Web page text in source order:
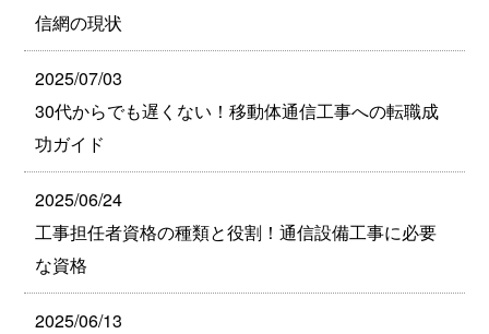
信網の現状
2025/07/03
30代からでも遅くない！移動体通信工事への転職成
功ガイド
2025/06/24
工事担任者資格の種類と役割！通信設備工事に必要
な資格
2025/06/13